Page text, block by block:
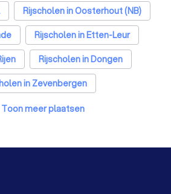
Rijscholen in Oosterhout (NB)
Rijscholen in Etten-Leur
Rijscholen in Dongen
in Zevenbergen
in Raamsdonksveer
Toon meer plaatsen